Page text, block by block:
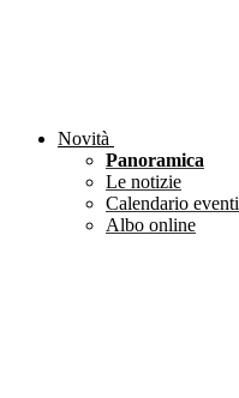
Novità
Panoramica
Le notizie
Calendario eventi
Albo online